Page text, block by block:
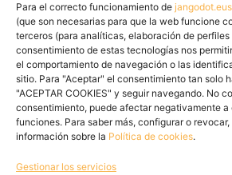
Para el correcto funcionamiento de jangodot.eus
(que son necesarias para que la web funcione
terceros (para analíticas, elaboración de perfiles
consentimiento de estas tecnologías nos
el comportamiento de navegación o las
sitio. Para "Aceptar" el consentimiento tan solo
"ACEPTAR COOKIES" y seguir navegando. No
consentimiento, puede afectar negativamente
funciones. Para saber más, configurar o
información sobre la Política de cookies.
Gestionar los servicios